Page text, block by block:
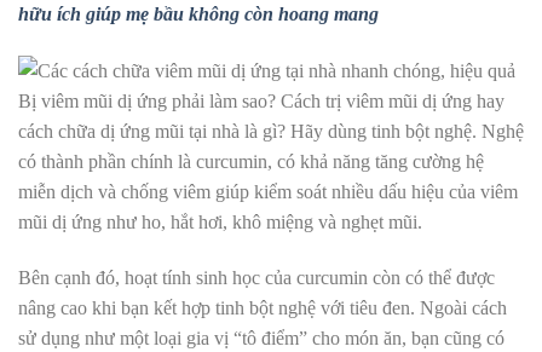
hữu ích giúp mẹ bầu không còn hoang mang
Bị viêm mũi dị ứng phải làm sao? Cách trị viêm mũi dị ứng hay
cách chữa dị ứng mũi tại nhà là gì? Hãy dùng tinh bột nghệ. Nghệ
có thành phần chính là curcumin, có khả năng tăng cường hệ
miễn dịch và chống viêm giúp kiểm soát nhiều dấu hiệu của viêm
mũi dị ứng như ho, hắt hơi, khô miệng và nghẹt mũi.
Bên cạnh đó, hoạt tính sinh học của curcumin còn có thể được
nâng cao khi bạn kết hợp tinh bột nghệ với tiêu đen. Ngoài cách
sử dụng như một loại gia vị “tô điểm” cho món ăn, bạn cũng có